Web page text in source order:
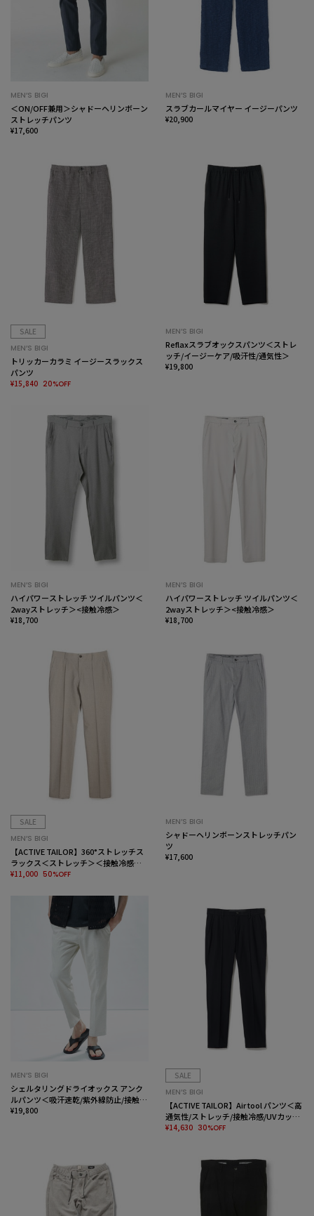
MEN’S BIGI
＜ON/OFF兼用＞シャドーヘリンボーン
ストレッチパンツ
¥17,600
MEN’S BIGI
スラブカールマイヤー イージーパンツ
¥20,900
SALE
MEN’S BIGI
トリッカーカラミ イージースラックス
パンツ
¥15,840 20%OFF
MEN’S BIGI
Reflaxスラブオックスパンツ＜ストレ
ッチ/イージーケア/吸汗性/通気性＞
¥19,800
MEN’S BIGI
ハイパワーストレッチ ツイルパンツ＜
2wayストレッチ＞<接触冷感＞
¥18,700
MEN’S BIGI
ハイパワーストレッチ ツイルパンツ＜
2wayストレッチ＞<接触冷感＞
¥18,700
SALE
MEN’S BIGI
【ACTIVE TAILOR】360°ストレッチス
ラックス＜ストレッチ＞＜接触冷感＞
＜速乾＞
¥11,000 50%OFF
MEN’S BIGI
シャドーヘリンボーンストレッチパン
ツ
¥17,600
MEN’S BIGI
シェルタリングドライオックス アンク
ルパンツ＜吸汗速乾/紫外線防止/接触冷
感/ストレッチ＞
¥19,800
SALE
MEN’S BIGI
【ACTIVE TAILOR】Air tool パンツ＜高
通気性/ストレッチ/接触冷感/UVカット/
防シワ＞
¥14,630 30%OFF